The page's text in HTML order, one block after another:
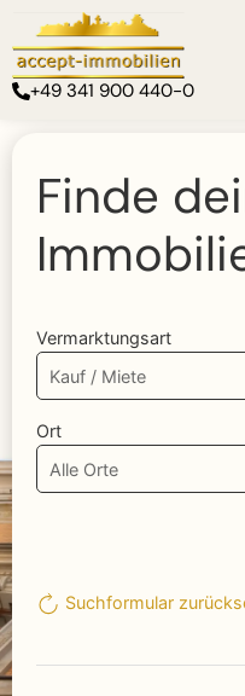
+49 341 900 440-0
Finde
Vermarktungsart
Ort
Suchformular